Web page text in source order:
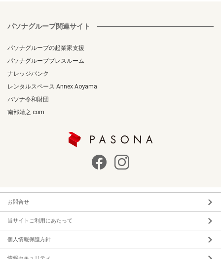
パソナグループ関連サイト
パソナグループの起業家支援
パソナグループプレスルーム
ナレッジバンク
レンタルスペース Annex Aoyama
パソナ令和財団
南部靖之.com
お問合せ
当サイトご利用にあたって
個人情報保護方針